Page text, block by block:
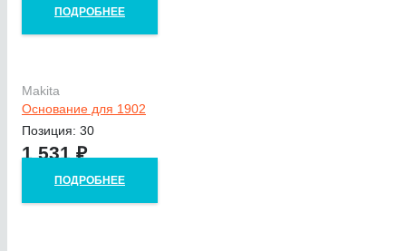
ПОДРОБНЕЕ
Makita
Основание для 1902
Позиция: 30
1 531₽
ПОДРОБНЕЕ